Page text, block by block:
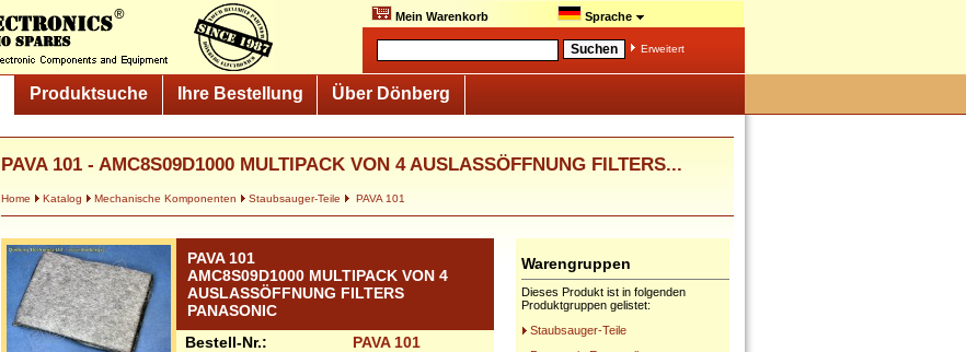
Mein Warenkorb Sprache
Erweitert
Produktsuche Ihre Bestellung Über Dönberg
PAVA 101 - AMC8S09D1000 MULTIPACK VON 4 AUSLASSÖFFNUNG FILTERS...
Home Katalog Mechanische Komponenten Staubsauger-Teile PAVA 101
PAVA 101
AMC8S09D1000 MULTIPACK VON 4
AUSLASSÖFFNUNG FILTERS
PANASONIC
Bestell-Nr.:
PAVA 101
Warengruppen
Dieses Produkt ist in folgenden
Produktgruppen gelistet:
Staubsauger-Teile